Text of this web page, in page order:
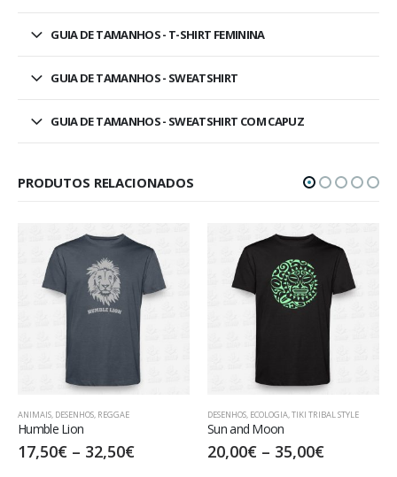
GUIA DE TAMANHOS - T-SHIRT FEMININA
GUIA DE TAMANHOS - SWEATSHIRT
GUIA DE TAMANHOS - SWEATSHIRT COM CAPUZ
PRODUTOS RELACIONADOS
ANIMAIS, DESENHOS, REGGAE
Humble Lion
17,50€ – 32,50€
DESENHOS, ECOLOGIA,TIKI TRIBAL STYLE
Sun and Moon
20,00€ – 35,00€